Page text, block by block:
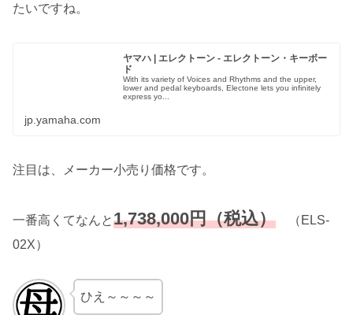
たいですね。
ヤマハ | エレクトーン - エレクトーン・キーボー
ド
With its variety of Voices and Rhythms and the upper,
lower and pedal keyboards, Electone lets you infinitely
express yo...
jp.yamaha.com
注目は、メーカー小売り価格です。
一番高くてなんと1,738,000円（税込） （ELS-
02X）
ひえ～～～～